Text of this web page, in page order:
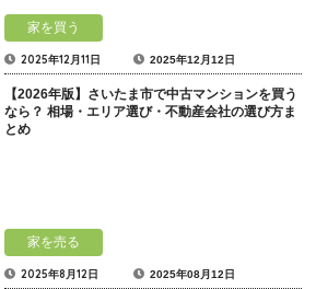
家を買う
2025年12月11日 2025年12月12日
【2026年版】さいたま市で中古マンションを買う
なら？ 相場・エリア選び・不動産会社の選び方ま
とめ
家を売る
2025年8月12日 2025年08月12日